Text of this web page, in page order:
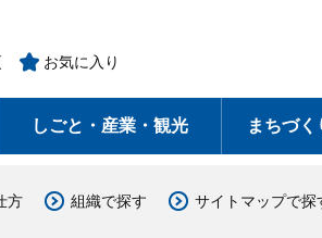
お気に入り
しごと・産業・観光 まちづく
方 組織で探す サイトマップで探